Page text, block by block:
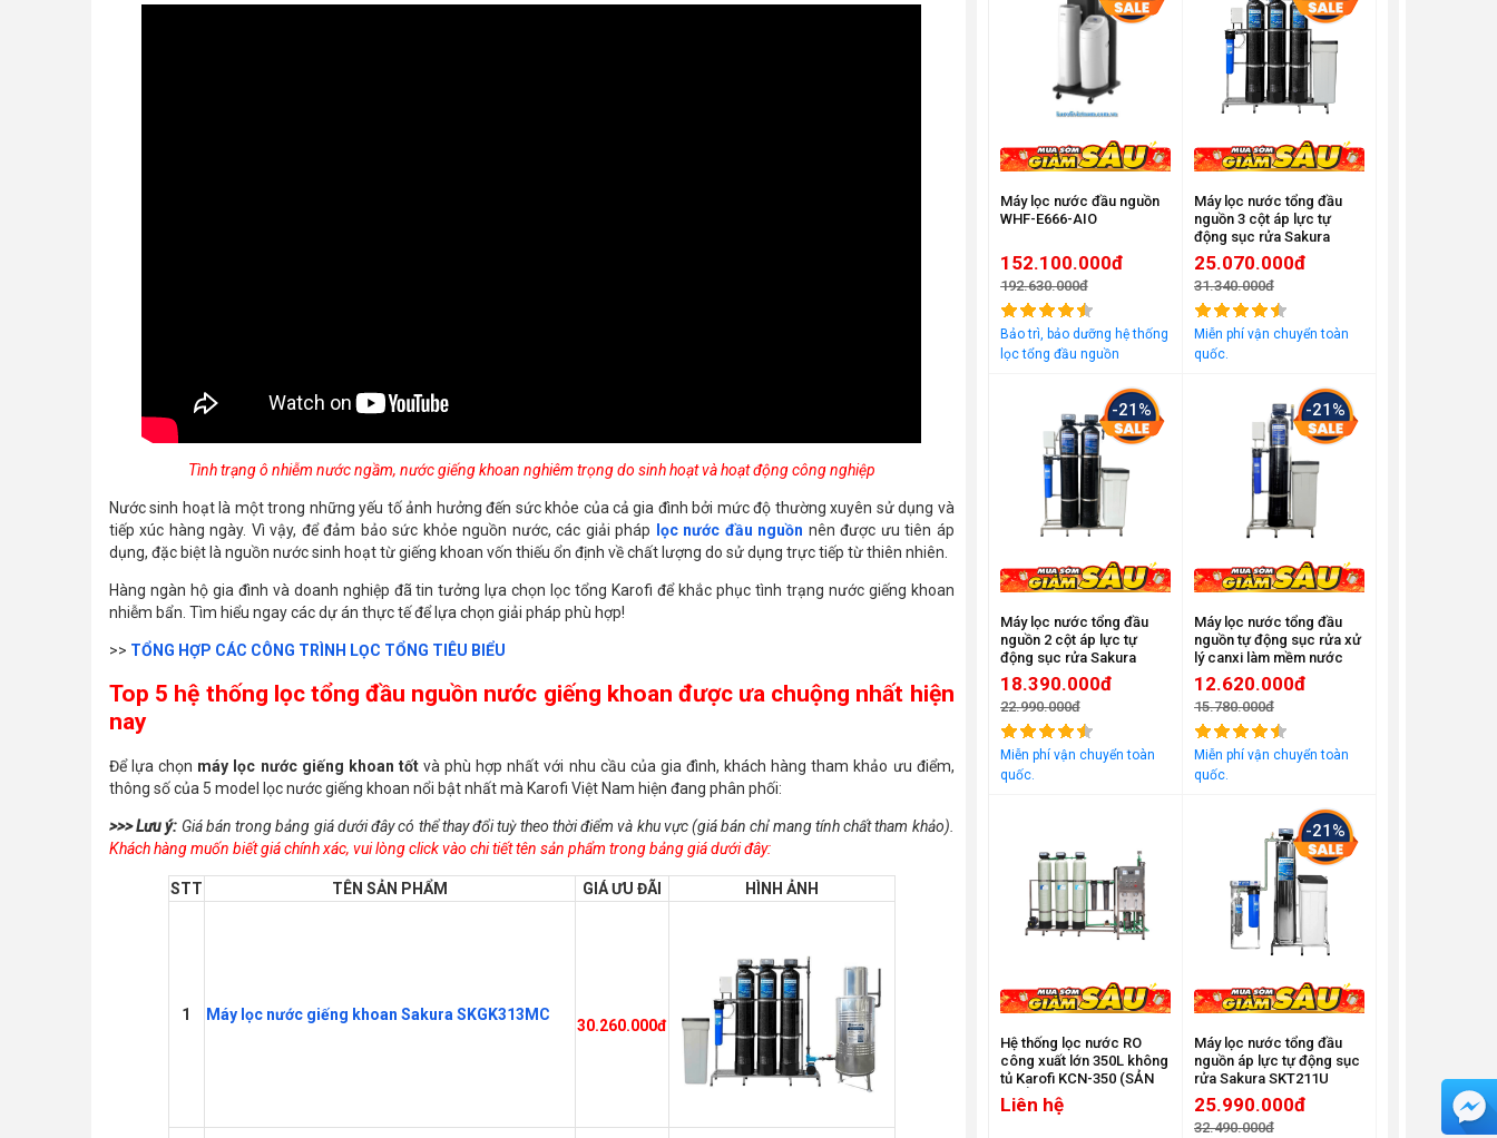
Tình trạng ô nhiễm nước ngầm, nước giếng khoan nghiêm trọng do sinh hoạt và hoạt động công nghiệp
Nước sinh hoạt là một trong những yếu tố ảnh hưởng đến sức khỏe của cả gia đình bởi mức độ thường xuyên sử dụng và
tiếp xúc hàng ngày. Vì vậy, để đảm bảo sức khỏe nguồn nước, các giải pháp lọc nước đầu nguồn nên được ưu tiên áp
dụng, đặc biệt là nguồn nước sinh hoạt từ giếng khoan vốn thiếu ổn định về chất lượng do sử dụng trực tiếp từ thiên nhiên.
Hàng ngàn hộ gia đình và doanh nghiệp đã tin tưởng lựa chọn lọc tổng Karofi để khắc phục tình trạng nước giếng khoan
nhiễm bẩn. Tìm hiểu ngay các dự án thực tế để lựa chọn giải pháp phù hợp!
>> TỔNG HỢP CÁC CÔNG TRÌNH LỌC TỔNG TIÊU BIỂU
Top 5 hệ thống lọc tổng đầu nguồn nước giếng khoan được ưa chuộng nhất hiện
nay
Để lựa chọn máy lọc nước giếng khoan tốtvà phù hợp nhất với nhu cầu của gia đình, khách hàng tham khảo ưu điểm,
thông số của 5 model lọc nước giếng khoan nổi bật nhất mà Karofi Việt Nam hiện đang phân phối:
>>> Lưu ý: Giá bán trong bảng giá dưới đây có thể thay đổi tuỳ theo thời điểm và khu vực (giá bán chỉ mang tính chất tham khảo).
Khách hàng muốn biết giá chính xác, vui lòng click vào chi tiết tên sản phẩm trong bảng giá dưới đây:
STT TÊN SẢN PHẨM GIÁ ƯU ĐÃI HÌNH ẢNH
1 Máy lọc nước giếng khoan Sakura SKGK313MC
30.260.000đ
Máy lọc nước đầu nguồn
WHF-E666-AIO
152.100.000đ
192.630.000đ
Đã bán 1979
Bảo trì, bảo dưỡng hệ thống
lọc tổng đầu nguồn
Máy lọc nước tổng đầu
nguồn 3 cột áp lực tự
động sục rửa Sakura
SKT213C
25.070.000đ
31.340.000đ
Đã bán2180
Miễn phí vận chuyển toàn
quốc.
-21%
Máy lọc nước tổng đầu
nguồn 2 cột áp lực tự
động sục rửa Sakura
SKT212C
18.390.000đ
22.990.000đ
Đã bán2145
Miễn phí vận chuyển toàn
quốc.
-21%
Máy lọc nước tổng đầu
nguồn tự động sục rửa xử
lý canxi làm mềm nước
Sakura SKT211C
12.620.000đ
15.780.000đ
Đã bán1218
Miễn phí vận chuyển toàn
quốc.
Hệ thống lọc nước RO
công xuất lớn 350L không
tủ Karofi KCN-350 (SẢN
PHẨM NGỪNG KINH
DOANH)
Liên hệ
-21%
Máy lọc nước tổng đầu
nguồn áp lực tự động sục
rửa Sakura SKT211U
25.990.000đ
32.490.000đ